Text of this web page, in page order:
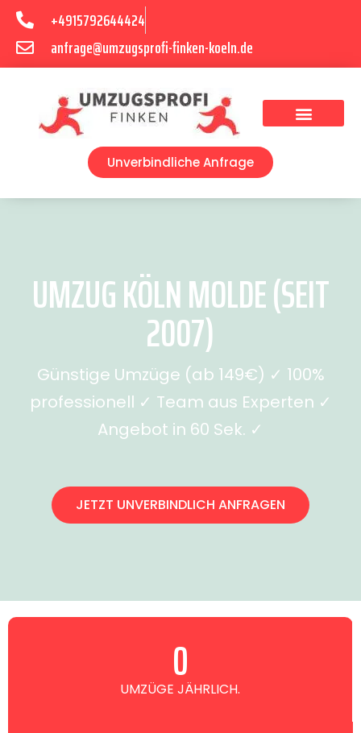
+4915792644424
anfrage@umzugsprofi-finken-koeln.de
Unverbindliche Anfrage
UMZUG KÖLN MOLDE (SEIT
2007)
Günstige Umzüge (ab 149€) ✓ 100%
professionell ✓ Team aus Experten ✓
Angebot in 60 Sek. ✓
JETZT UNVERBINDLICH ANFRAGEN
UMZÜGE JÄHRLICH.
0